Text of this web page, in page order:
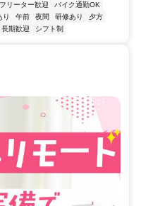
フリーター歓迎
バイク通勤OK
り 午前 夜間 研修あり
夕方
長期歓迎 シフト制